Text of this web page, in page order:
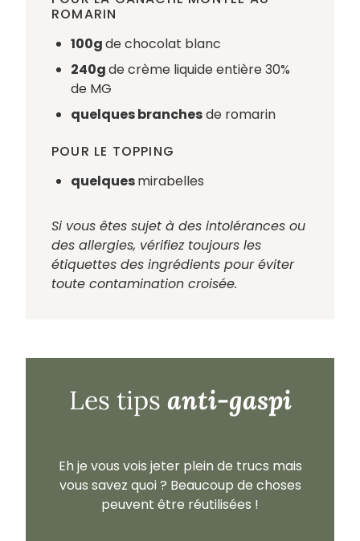
ROMARIN
100gde chocolat blanc
240gde crème liquide entière 30%
de MG
quelques branchesde romarin
POUR LE TOPPING
quelquesmirabelles
Si vous êtes sujet à des intolérances ou
des allergies, vérifiez toujours les
étiquettes des ingrédients pour éviter
toute contamination croisée.
Les tips anti-gaspi
Eh je vous vois jeter plein de trucs mais
vous savez quoi ? Beaucoup de choses
peuvent être réutilisées !